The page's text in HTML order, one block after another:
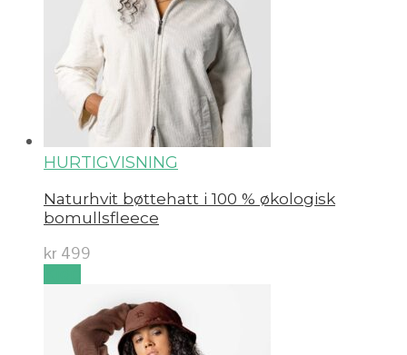
HURTIGVISNING
Naturhvit bøttehatt i 100 % økologisk
bomullsfleece
kr 499